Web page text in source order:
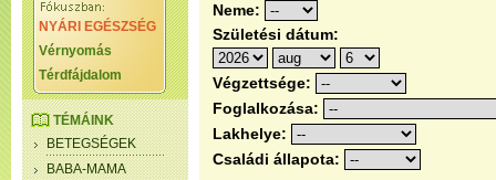
NYÁRI EGÉSZSÉG
Vérnyomás
Térdfájdalom
TÉMÁINK
BETEGSÉGEK
BABA-MAMA
Neme:
Születési dátum:
Végzettsége:
Foglalkozása:
Lakhelye:
Családi állapota: